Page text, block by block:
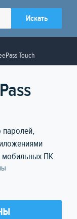
Touch
паролей,
мобильных ПК.